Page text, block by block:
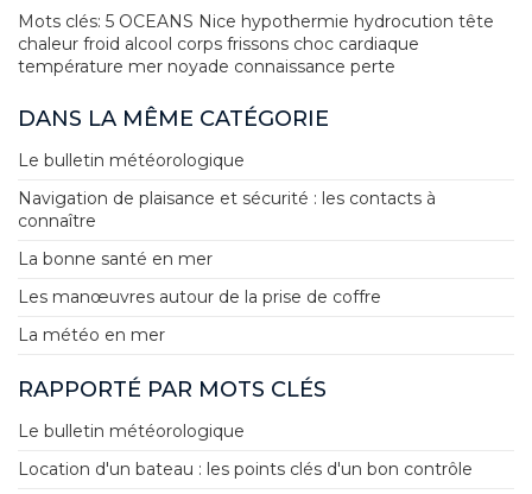
Mots clés: 5 OCEANS Nice hypothermie hydrocution tête
chaleur froid alcool corps frissons choc cardiaque
température mer noyade connaissance perte
DANS LA MÊME CATÉGORIE
Le bulletin météorologique
Navigation de plaisance et sécurité : les contacts à
connaître
La bonne santé en mer
Les manœuvres autour de la prise de coffre
La météo en mer
RAPPORTÉ PAR MOTS CLÉS
Le bulletin météorologique
Location d'un bateau : les points clés d'un bon contrôle